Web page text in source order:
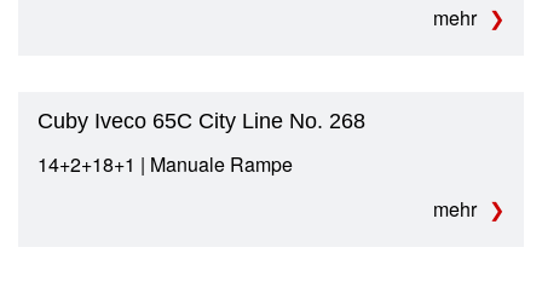
mehr
Cuby Iveco 65C City Line No. 268
14+2+18+1 | Manuale Rampe
mehr